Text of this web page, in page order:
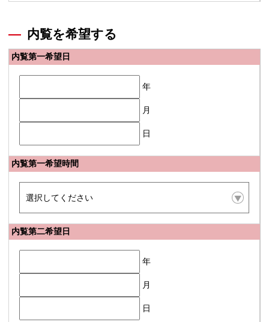
内覧を希望する
内覧第一希望日
年
月
日
内覧第一希望時間
内覧第二希望日
年
月
日